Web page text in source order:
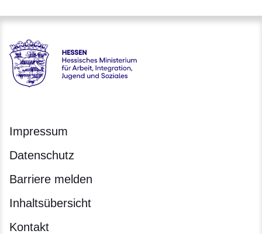
Hessen - Hessisches Ministerium für Arbeit, Integration,
Impressum
Datenschutz
Barriere melden
Inhaltsübersicht
Kontakt